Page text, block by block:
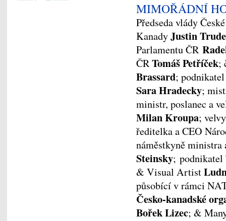
MIMOŘÁDNÍ
Předseda vlády
KanadyJustin
Parlamentu ČR
ČRTomáš Petříček;
Brassard;
Sara Hradecky;
ministr, poslanec a
Milan Kroupa;
ředitelka a CEO
náměstkyně
Steinsky; podnikatel
& Visual Artist
působící v rámci
Česko-kanadské
Bořek Lizec; &